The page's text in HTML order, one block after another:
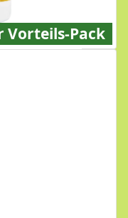
Vorteils-Pack